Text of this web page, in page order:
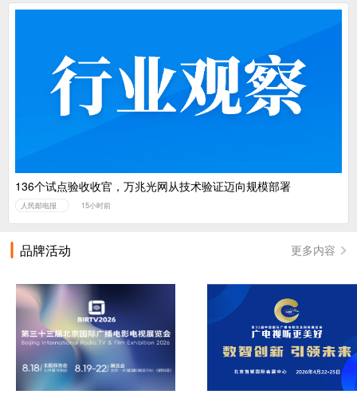
136个试点验收收官，万兆光网从技术验证迈向规模部署
人民邮电报 15小时前
品牌活动 更多内容